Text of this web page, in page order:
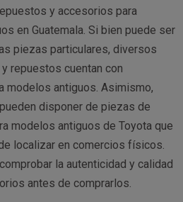
y accesorios para
en Guatemala. Si bien puede ser
piezas particulares, diversos
repuestos cuentan con
modelos antiguos. Asimismo,
disponer de piezas de
modelos antiguos de Toyota que
localizar en comercios físicos.
la autenticidad y calidad
antes de comprarlos.